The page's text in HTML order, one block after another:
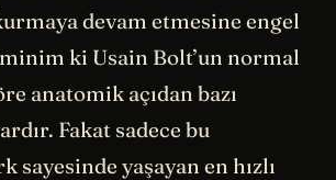
devam etmesine engel
ki Usain Bolt’un normal
anatomik açıdan bazı
Fakat sadece bu
sayesinde yaşayan en hızlı